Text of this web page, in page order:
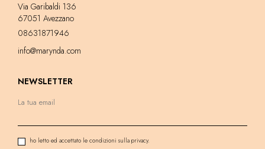
Via Garibaldi 136
67051 Avezzano
08631871946
info@marynda.com
NEWSLETTER
ho letto ed accettato le condizioni sulla privacy.